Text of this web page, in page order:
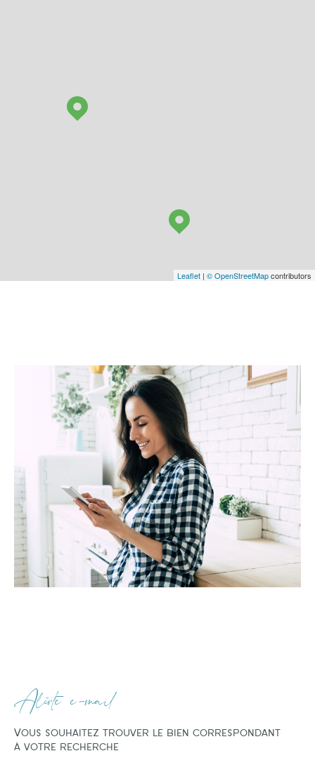
Leaflet | © OpenStreetMapcontributors
Alerte e-mail
Vous souhaitez trouver le bien correspondant
à votre recherche